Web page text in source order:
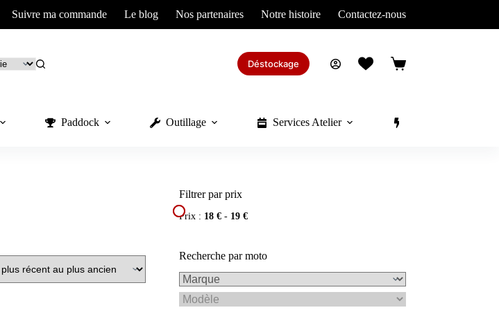
Suivre ma commande Le blog Nos partenaires Notre histoire Contactez-nous
Déstockage
Panier
Paddock Outillage Services Atelier
Filtrer par prix
Prix : 18 € - 19 €
Recherche par moto